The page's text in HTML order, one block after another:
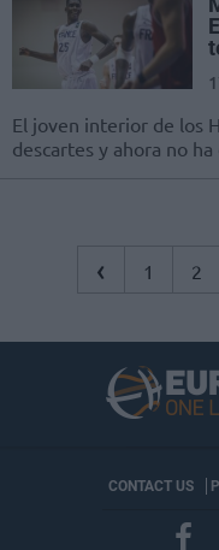
El joven interior de los
descartes y ahora no
‹ 1 2
CONTACT US